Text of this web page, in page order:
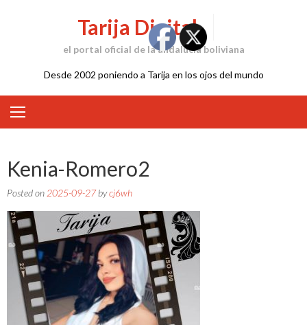
Tarija Digital
el portal oficial de la andalucía boliviana
Desde 2002 poniendo a Tarija en los ojos del mundo
Kenia-Romero2
Posted on 2025-09-27bycj6wh